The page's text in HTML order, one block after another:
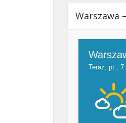
Warszawa